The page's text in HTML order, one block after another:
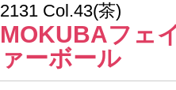
2131 Col.43(茶)
MOKUBAフェ
ァーボール